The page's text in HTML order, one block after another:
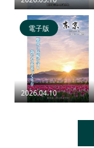
2026.04.10
電子版